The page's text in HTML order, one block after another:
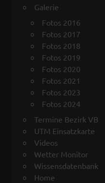
Galerie
Fotos 2016
Fotos 2017
Fotos 2018
Fotos 2019
Fotos 2020
Fotos 2021
Fotos 2023
Fotos 2024
Termine Bezirk VB
UTM Einsatzkarte
Videos
Wetter Monitor
Wissensdatenbank
Home